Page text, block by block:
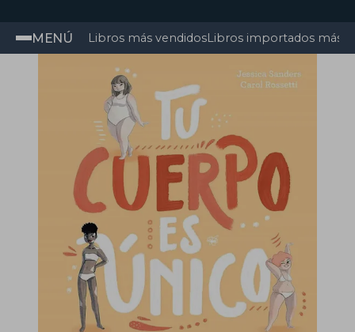
MENÚ Libros más vendidosLibros importados más